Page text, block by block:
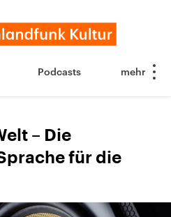
Podcasts
– Die
für die